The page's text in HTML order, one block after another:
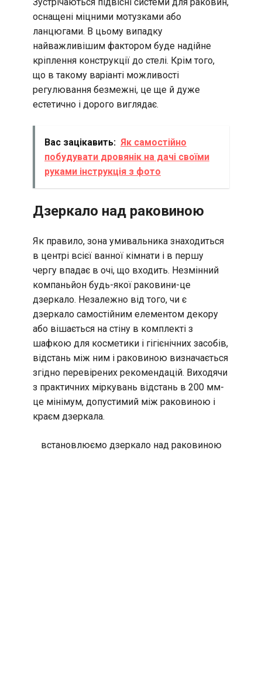
оснащені міцними мотузками або
ланцюгами. В цьому випадку
найважливішим фактором буде надійне
кріплення конструкції до стелі. Крім того,
що в такому варіанті можливості
регулювання безмежні, це ще й дуже
естетично і дорого виглядає.
Вас зацікавить: Як самостійно
побудувати дровянік на дачі своїми
руками інструкція з фото
Дзеркало над раковиною
Як правило, зона умивальника знаходиться
в центрі всієї ванної кімнати і в першу
чергу впадає в очі, що входить. Незмінний
компаньйон будь-якої раковини-це
дзеркало. Незалежно від того, чи є
дзеркало самостійним елементом декору
або вішається на стіну в комплекті з
шафкою для косметики і гігієнічних засобів,
відстань між ним і раковиною визначається
згідно перевірених рекомендацій. Виходячи
з практичних міркувань відстань в 200 мм-
це мінімум, допустимий між раковиною і
краєм дзеркала.
встановлюємо дзеркало над раковиною